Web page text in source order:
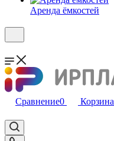
Аренда ёмкостей
Сравнение0 Корзина